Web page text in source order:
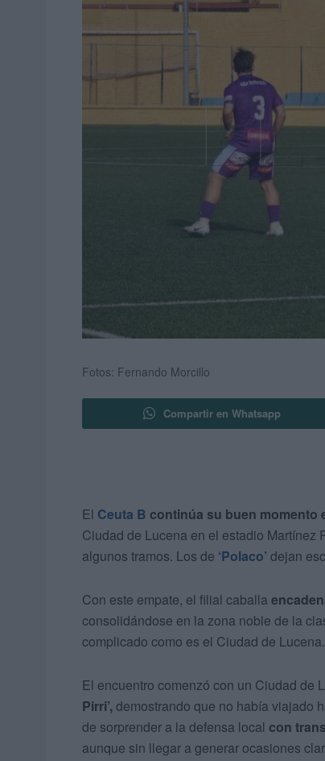
Fotos: Fernando Morcillo
Compartir en Whatsapp
El Ceuta B continúa su buen momento
Ciudad de Lucena en el estadio Martínez
algunos tramos. Los de ‘Polaco’ dejan
Con este empate, el filial caballa
consolidándose en la zona noble de la
complicado como es el Ciudad de Lucena.
El encuentro comenzó con un Ciudad de
Pirri’, demostrando que no había viajado
de sorprender a la defensa local con
aunque sin llegar a generar ocasiones